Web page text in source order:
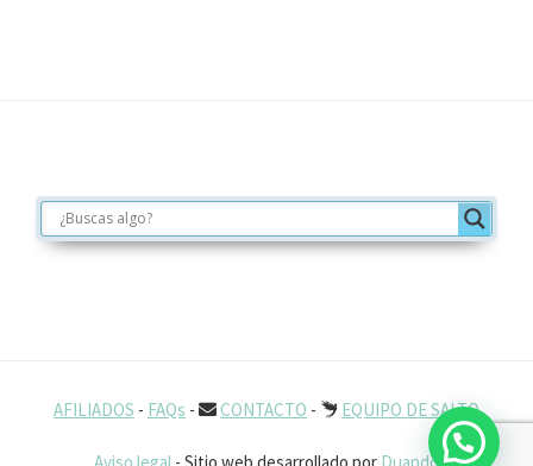
Footer
AFILIADOS - FAQs - CONTACTO - EQUIPO DE SALTO
Aviso legal - Sitio web desarrollado por Duando